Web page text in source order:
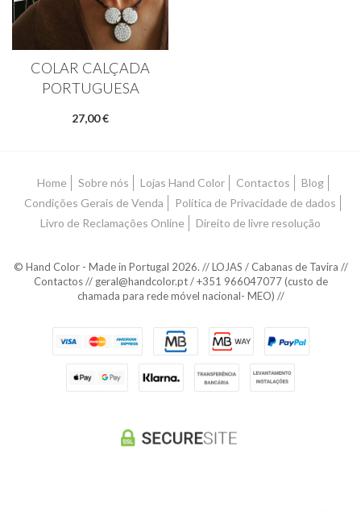
COLAR CALÇADA
PORTUGUESA
27,00 €
Home Sobre nós Lojas Hand Color Contactos
Blog
Condições Gerais de Venda
Política de Privacidade de dados
Livro de Reclamações Online
Direito de livre resolução
© Hand Color - Made in Portugal 2026. // LOJAS / Cabanas de Tavira //
Contactos // geral@handcolor.pt / +351 966047077 (custo de
chamada para rede móvel nacional- MEO) //